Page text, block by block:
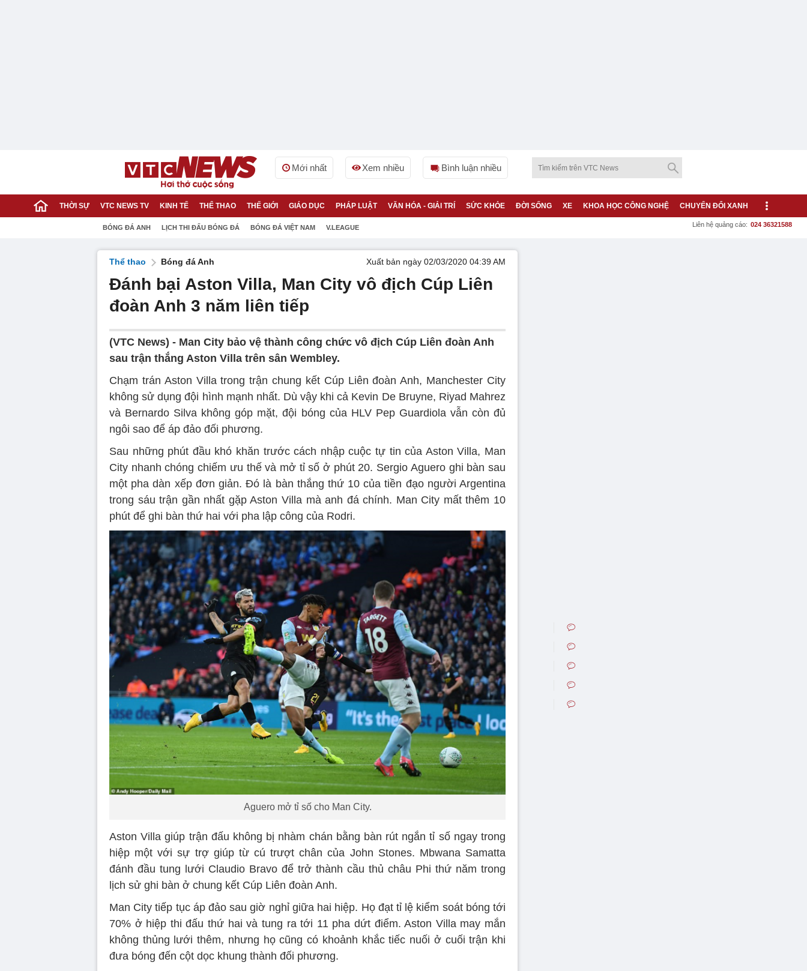
Mới nhất Xem nhiều Bình luận nhiều
THỜI SỰ VTC NEWS TV KINH TẾ THỂ THAO THẾ GIỚI GIÁO DỤC PHÁP LUẬT VĂN HÓA - GIẢI TRÍ SỨC KHỎE ĐỜI SỐNG XE KHOA HỌC CÔNG NGHỆ CHUYỂN ĐỔI XANH
BÓNG ĐÁ ANH LỊCH THI ĐẤU BÓNG ĐÁ BÓNG ĐÁ VIỆT NAM V.LEAGUE Liên hệ quảng cáo: 024 36321588
Thể thao Bóng đá Anh Xuất bản ngày 02/03/2020 04:39 AM
Đánh bại Aston Villa, Man City vô địch Cúp Liên
đoàn Anh 3 năm liên tiếp
(VTC News) - Man City bảo vệ thành công chức vô địch Cúp Liên đoàn Anh
sau trận thắng Aston Villa trên sân Wembley.
Chạm trán Aston Villa trong trận chung kết Cúp Liên đoàn Anh, Manchester City
không sử dụng đội hình mạnh nhất. Dù vậy khi cả Kevin De Bruyne, Riyad Mahrez
và Bernardo Silva không góp mặt, đội bóng của HLV Pep Guardiola vẫn còn đủ
ngôi sao để áp đảo đối phương.
Sau những phút đầu khó khăn trước cách nhập cuộc tự tin của Aston Villa, Man
City nhanh chóng chiếm ưu thế và mở tỉ số ở phút 20. Sergio Aguero ghi bàn sau
một pha dàn xếp đơn giản. Đó là bàn thắng thứ 10 của tiền đạo người Argentina
trong sáu trận gần nhất gặp Aston Villa mà anh đá chính. Man City mất thêm 10
phút để ghi bàn thứ hai với pha lập công của Rodri.
Aguero mở tỉ số cho Man City.
Aston Villa giúp trận đấu không bị nhàm chán bằng bàn rút ngắn tỉ số ngay trong
hiệp một với sự trợ giúp từ cú trượt chân của John Stones. Mbwana Samatta
đánh đầu tung lưới Claudio Bravo để trở thành cầu thủ châu Phi thứ năm trong
lịch sử ghi bàn ở chung kết Cúp Liên đoàn Anh.
Man City tiếp tục áp đảo sau giờ nghỉ giữa hai hiệp. Họ đạt tỉ lệ kiểm soát bóng tới
70% ở hiệp thi đấu thứ hai và tung ra tới 11 pha dứt điểm. Aston Villa may mắn
không thủng lưới thêm, nhưng họ cũng có khoảnh khắc tiếc nuối ở cuối trận khi
đưa bóng đến cột dọc khung thành đối phương.